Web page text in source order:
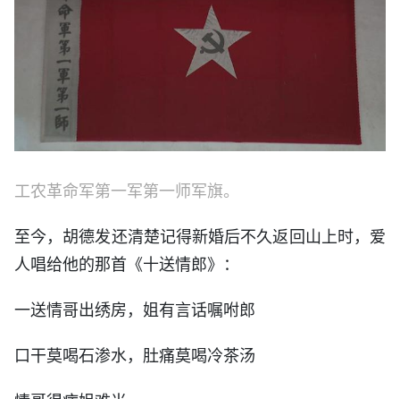
工农革命军第一军第一师军旗。
至今，胡德发还清楚记得新婚后不久返回山上时，爱
人唱给他的那首《十送情郎》：
一送情哥出绣房，姐有言话嘱咐郎
口干莫喝石渗水，肚痛莫喝冷茶汤